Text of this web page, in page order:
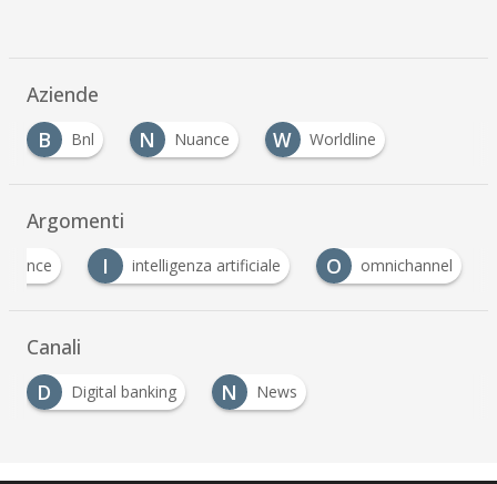
Aziende
B
Bnl N Nuance W Worldline
Argomenti
I intelligenza artificiale O omnichannel
Canali
D
Digital banking N News